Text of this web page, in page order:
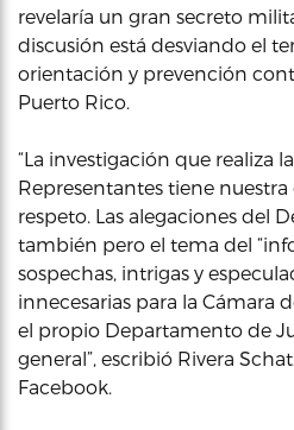
revelaría un gran secreto
discusión está desviando el
orientación y prevención
Puerto Rico.
“La investigación que realiza
Representantes tiene
respeto. Las alegaciones del
también pero el tema del
sospechas, intrigas y
innecesarias para la Cámara
el propio Departamento de
general”, escribió Rivera
Facebook.